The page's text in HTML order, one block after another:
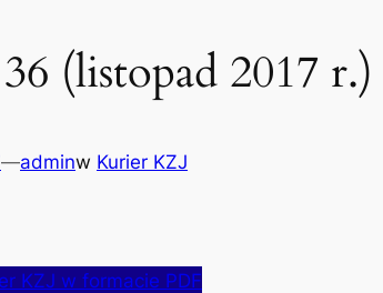
(listopad 2017 r.)
—adminw Kurier KZJ
KZJ w formacie PDF